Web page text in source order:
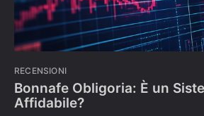
RECENSIONI
Bonnafe Obligoria: È un
Affidabile?